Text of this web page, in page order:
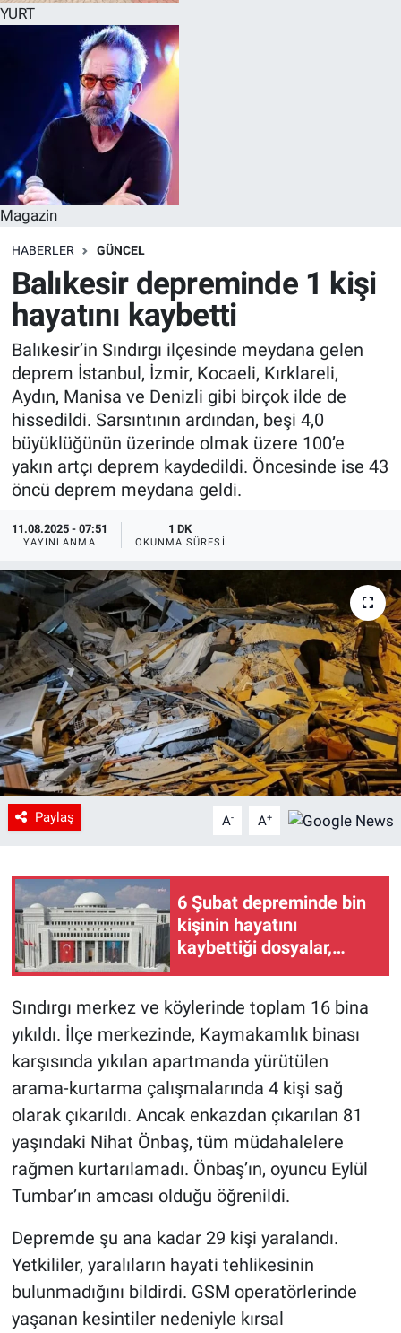
YURT
Magazin
HABERLER GÜNCEL
Balıkesir depreminde 1 kişi
hayatını kaybetti
Balıkesir’in Sındırgı ilçesinde meydana gelen
deprem İstanbul, İzmir, Kocaeli, Kırklareli,
Aydın, Manisa ve Denizli gibi birçok ilde de
hissedildi. Sarsıntının ardından, beşi 4,0
büyüklüğünün üzerinde olmak üzere 100’e
yakın artçı deprem kaydedildi. Öncesinde ise 43
öncü deprem meydana geldi.
11.08.2025 - 07:51
YAYINLANMA
1 DK
OKUNMA SÜRESI
Paylaş A- A+
6 Şubat depreminde bin
kişinin hayatını
kaybettiği dosyalar,
Sındırgı merkez ve köylerinde toplam 16 bina
yıkıldı. İlçe merkezinde, Kaymakamlık binası
karşısında yıkılan apartmanda yürütülen
arama-kurtarma çalışmalarında 4 kişi sağ
olarak çıkarıldı. Ancak enkazdan çıkarılan 81
yaşındaki Nihat Önbaş, tüm müdahalelere
rağmen kurtarılamadı. Önbaş’ın, oyuncu Eylül
Tumbar’ın amcası olduğu öğrenildi.
Depremde şu ana kadar 29 kişi yaralandı.
Yetkililer, yaralıların hayati tehlikesinin
bulunmadığını bildirdi. GSM operatörlerinde
yaşanan kesintiler nedeniyle kırsal